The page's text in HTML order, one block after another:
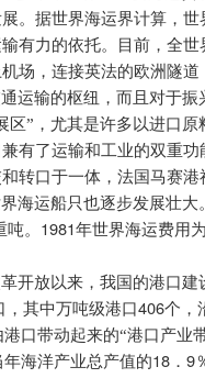
。据世界海运界计算，
有力的依托。目前，全世
场，连接英法的欧洲隧道
运输的枢纽，而且对于
区”，尤其是许多以进口
有了运输和工业的双重
转口于一体，法国马赛
海运船只也逐步发展壮大
。 1981年世界海运费用为
开放以来，我国的港口
，其中万吨级港口406个，
口带动起来的“港口产业
海洋产业总产值的18 ． 9